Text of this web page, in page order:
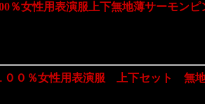
％女性用表演服上下無地薄サーモン
００％女性用表演服 上下セット